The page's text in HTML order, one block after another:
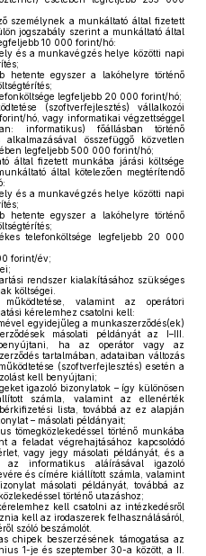
személynek a munkáltató által fizetett
jogszabály szerint a munkáltató által
10 000 forint/hó:
és a munkavégzés helye közötti napi
hetente egyszer a lakóhelyre történő
legfeljebb 20 000 forint/hó;
(szoftverfejlesztés) vállalkozói
hó, vagy informatikai végzettséggel
informatikus) főállásban történő
összefüggő közvetlen
legfeljebb 500 000 forint/hó;
által fizetett munkába járási költsége
által kötelezően megtérítendő
és a munkavégzés helye közötti napi
hetente egyszer a lakóhelyre történő
telefonköltsége legfeljebb 20 000
forint/év;
rendszer kialakításához szükséges
költségei.
valamint az operátori
kérelemhez csatolni kell:
egyidejűleg a munkaszerződés(ek)
másolati példányát az I–III.
ha az operátor vagy az
tartalmában, adataiban változás
(szoftverfejlesztés) esetén a
kell benyújtani;
igazoló bizonylatok – így különösen
számla, valamint az ellenérték
lista, továbbá az ez alapján
– másolati példányait;
tömegközlekedéssel történő munkába
a feladat végrehajtásához kapcsolódó
vagy jegy másolati példányát, és a
informatikus aláírásával igazoló
és címére kiállított számla, valamint
másolati példányát, továbbá az
történő utazáshoz;
kell csatolni az intézkedésről
kell az irodaszerek felhasználásáról,
szóló beszámolót.
chipek beszerzésének támogatása az
1-je és szeptember 30-a között, a II.